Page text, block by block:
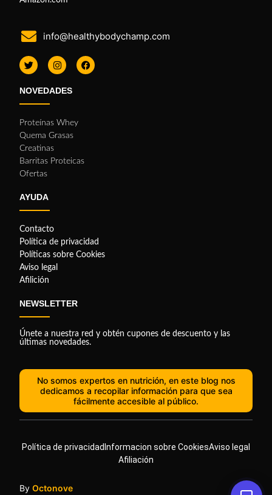
info@healthybodychamp.com
NOVEDADES
Proteínas Whey
Quema Grasas
Creatinas
Barritas Proteicas
Ofertas
AYUDA
Contacto
Política de privacidad
Políticas sobre Cookies
Aviso legal
Afilición
NEWSLETTER
Únete a nuestra red y obtén cupones de descuento y las
últimas novedades.
No somos expertos en nutrición, en este blog nos
dedicamos a recopilar información para que sea
fácilmente accesible al público.
By Octonove
Política de privacidad Informacion sobre CookiesAviso legal
Afiliación